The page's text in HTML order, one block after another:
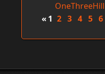
OneThreeHill
« 1 2 3 4 5 6